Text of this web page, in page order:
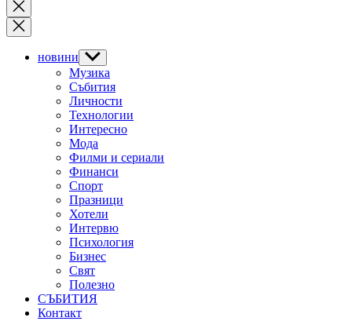
Close
search
новини Show
sub
menu
Музика
Събития
Личности
Технологии
Интересно
Мода
Филми и сериали
Финанси
Спорт
Празници
Хотели
Интервю
Психология
Бизнес
Свят
Полезно
СЪБИТИЯ
Контакт